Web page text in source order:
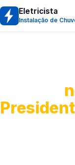
Eletricista
Instalação de